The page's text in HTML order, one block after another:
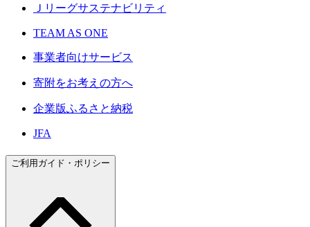
Ｊリーグサステナビリティ
TEAM AS ONE
事業者向けサービス
寄附をお考えの方へ
企業版ふるさと納税
JFA
ご利用ガイド・ポリシー